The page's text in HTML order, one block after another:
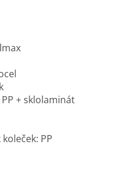
+ sklolaminát
PP